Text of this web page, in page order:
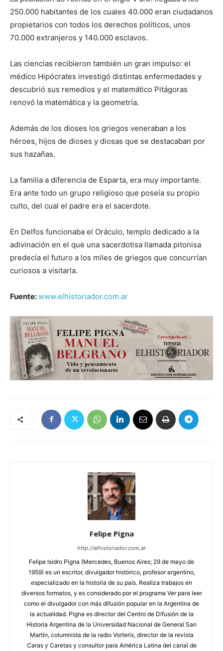
250.000 habitantes de los cuales 40.000 eran ciudadanos
propietarios con todos los derechos políticos, unos
70.000 extranjeros y 140.000 esclavos.
Las ciencias recibieron también un gran impulso: el
médico Hipócrates investigó distintas enfermedades y
descubrió sus remedios y el matemático Pitágoras
renovó la matemática y la geometría.
Además de los dioses los griegos veneraban a los
héroes, hijos de dioses y diosas que se destacaban por
sus hazañas.
La familia a diferencia de Esparta, era muy importante.
Era ante todo un grupo religioso que poseía su propio
culto, del cual el padre era el sacerdote.
En Delfos funcionaba el Oráculo, templo dedicado a la
adivinación en el que una sacerdotisa llamada pitonisa
predecía el futuro a los miles de griegos que concurrían
curiosos a visitarla.
Fuente:www.elhistoriador.com.ar
Felipe Pigna
http://elhistoriador.com.ar
Felipe Isidro Pigna (Mercedes, Buenos Aires; 29 de mayo de
1959) es un escritor, divulgador histórico, profesor argentino,
especializado en la historia de su país. Realiza trabajos en
diversos formatos, y es considerado por el programa Ver para leer
como el divulgador con más difusión popular en la Argentina de
la actualidad. Pigna es director del Centro de Difusión de la
Historia Argentina de la Universidad Nacional de General San
Martín, columnista de la radio Vorterix, director de la revista
Caras y Caretas y consultor para América Latina del canal de